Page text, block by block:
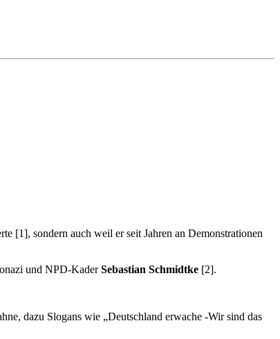
sondern auch weil er seit Jahren an Demonstrationen
und NPD-KaderSebastian Schmidtke [2].
dazu Slogans wie „Deutschland erwache -Wir sind das